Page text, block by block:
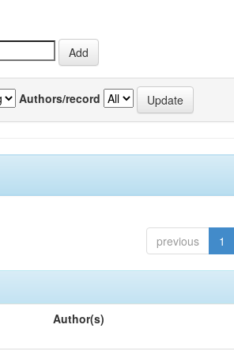
Authors/record
previous 1
Author(s)